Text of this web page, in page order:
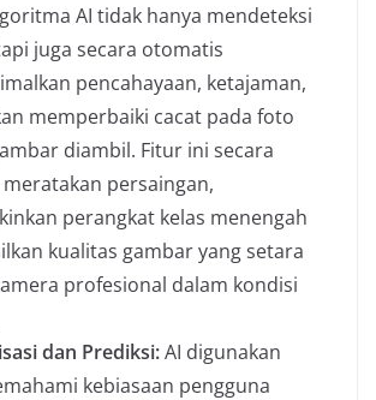
AI tidak hanya mendeteksi
juga secara otomatis
pencahayaan, ketajaman,
memperbaiki cacat pada foto
diambil. Fitur ini secara
persaingan,
perangkat kelas menengah
kualitas gambar yang setara
profesional dalam kondisi
dan Prediksi:AI digunakan
kebiasaan pengguna